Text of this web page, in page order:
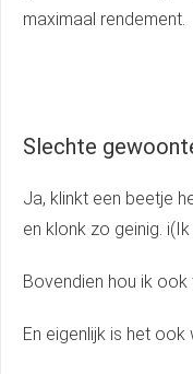
maximaal rendement.
Slechte
Ja, klinkt een beetje
en klonk zo geinig.
Bovendien hou ik
En eigenlijk is het ook